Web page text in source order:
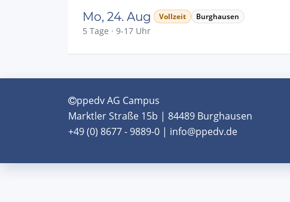
Mo, 24. Aug Vollzeit Burghausen
5 Tage · 9-17 Uhr
ppedv AG Campus
Marktler Straße 15b | 84489 Burghausen
+49 (0) 8677 - 9889-0 | info@ppedv.de